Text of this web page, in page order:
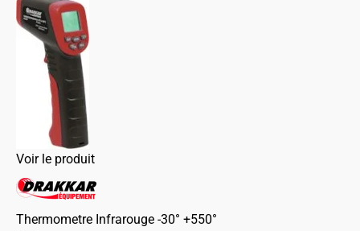
Voir le produit
Thermometre Infrarouge -30° +550°